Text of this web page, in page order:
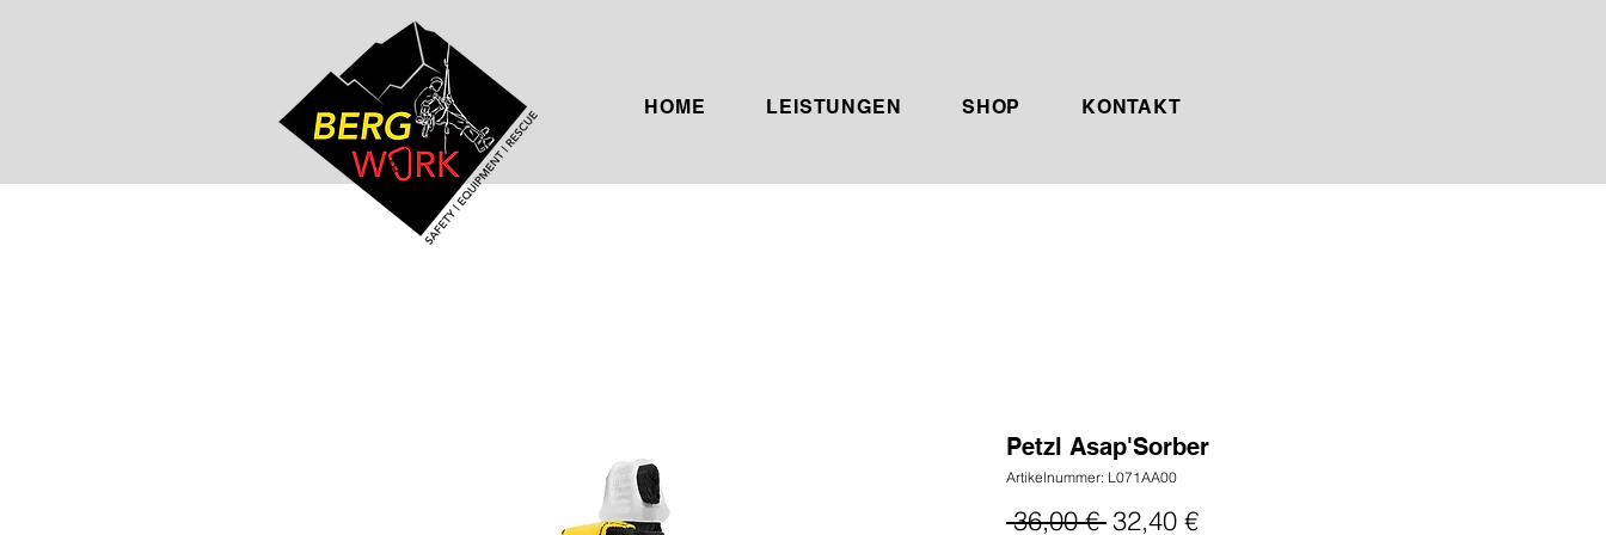
HOME LEISTUNGEN SHOP KONTAKT
Petzl Asap'Sorber
Artikelnummer: L071AA00
36,00 € Standardpreis
32,40 €Sale-